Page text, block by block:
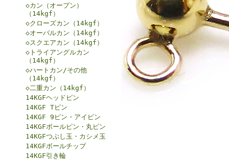
◇カン（オープン）
（14kgf）
◇クローズカン（14kgf）
◇オーバルカン（14kgf）
◇スクエアカン（14kgf）
◇トライアングルカン
（14kgf）
◇ハートカン/その他
（14kgf）
◇二重カン（14kgf）
14KGFヘッドピン
14KGF Tピン
14KGF 9ピン・アイピン
14KGFボールピン・丸ピン
14KGFつぶし玉・カシメ玉
14KGFボールチップ
14KGF引き輪